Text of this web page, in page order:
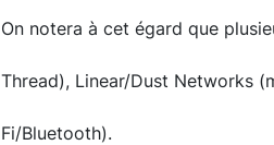
On notera à cet égard que
Thread), Linear/Dust Networks
Fi/Bluetooth).